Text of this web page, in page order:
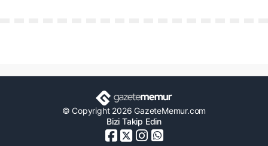
© Copyright 2026 GazeteMemur.com
Bizi Takip Edin